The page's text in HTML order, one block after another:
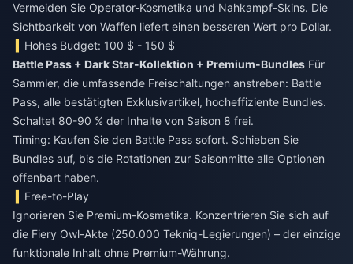
Vermeiden Sie Operator-Kosmetika und Nahkampf-Skins. Die
Sichtbarkeit von Waffen liefert einen besseren Wert pro Dollar.
Hohes Budget: 100 $ - 150 $
Battle Pass + Dark Star-Kollektion + Premium-Bundles Für
Sammler, die umfassende Freischaltungen anstreben: Battle
Pass, alle bestätigten Exklusivartikel, hocheffiziente Bundles.
Schaltet 80-90 % der Inhalte von Saison 8 frei.
Timing: Kaufen Sie den Battle Pass sofort. Schieben Sie
Bundles auf, bis die Rotationen zur Saisonmitte alle Optionen
offenbart haben.
Free-to-Play
Ignorieren Sie Premium-Kosmetika. Konzentrieren Sie sich auf
die Fiery Owl-Akte (250.000 Tekniq-Legierungen) – der einzige
funktionale Inhalt ohne Premium-Währung.